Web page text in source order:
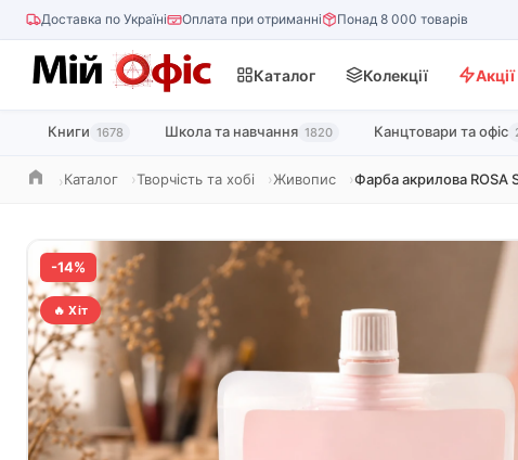
Доставка по Україні Оплата при отриманні Понад 8 000 товарів
Каталог Колекції Акції
Книги 1678 Школа та навчання 1820 Канцтовари та офіс
ГоловнаКаталог Творчість та хобі Живопис Фарба акрилова ROSA
-14%
🔥 Хіт